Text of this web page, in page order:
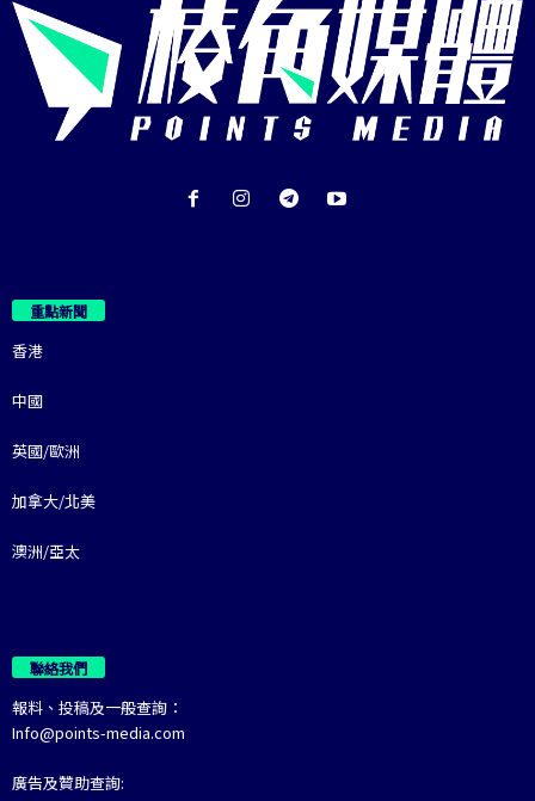
重點新聞
香港
中國
英國/歐洲
加拿大/北美
澳洲/亞太
聯絡我們
報料、投稿及一般查詢：
Info@points-media.com
廣告及贊助查詢: